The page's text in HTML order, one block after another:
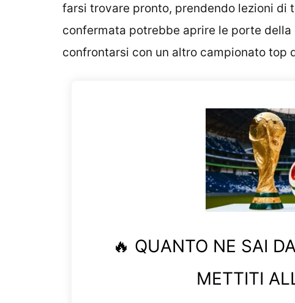
farsi trovare pronto, prendendo lezioni di
confermata potrebbe aprire le porte della
confrontarsi con un altro campionato top
🔥 QUANTO NE SAI
METTITI